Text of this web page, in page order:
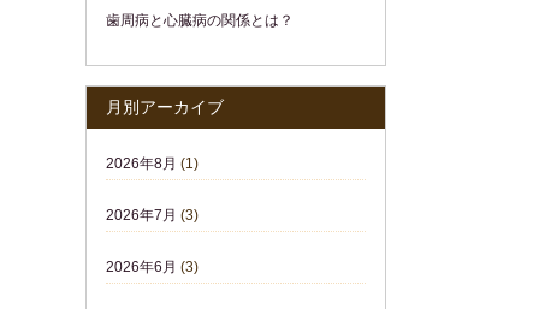
歯周病と心臓病の関係とは？
月別アーカイブ
2026年8月 (1)
2026年7月 (3)
2026年6月 (3)